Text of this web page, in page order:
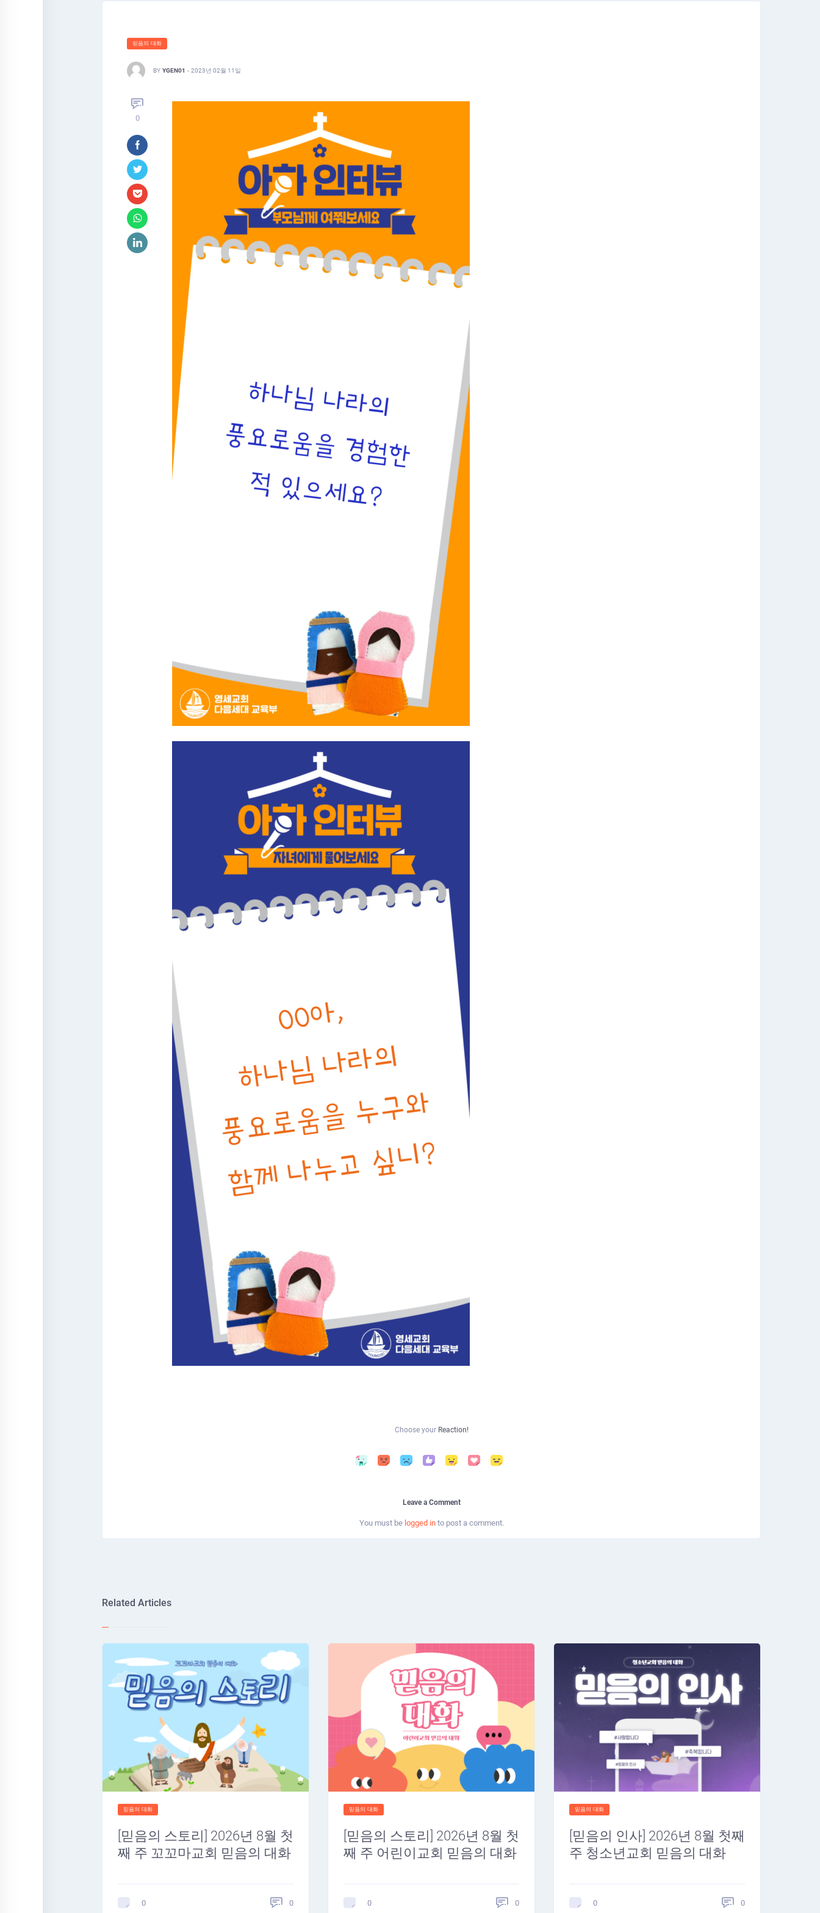
믿음의 대화
BY YGEN01 - 2023년 02월 11일
0
Choose your Reaction!
Leave a Comment
You must be logged into post a comment.
Related Articles
믿음의 대화
[믿음의 스토리] 2026년 8월 첫
째 주 꼬꼬마교회 믿음의 대화
0 0
믿음의 대화
[믿음의 스토리] 2026년 8월 첫
째 주 어린이교회 믿음의 대화
0 0
믿음의 대화
[믿음의 인사] 2026년 8월 첫째
주 청소년교회 믿음의 대화
0 0